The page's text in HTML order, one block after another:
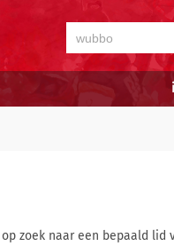
zoek naar een bepaald lid